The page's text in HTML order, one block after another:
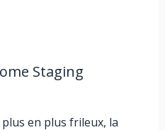
Staging
en plus frileux, la